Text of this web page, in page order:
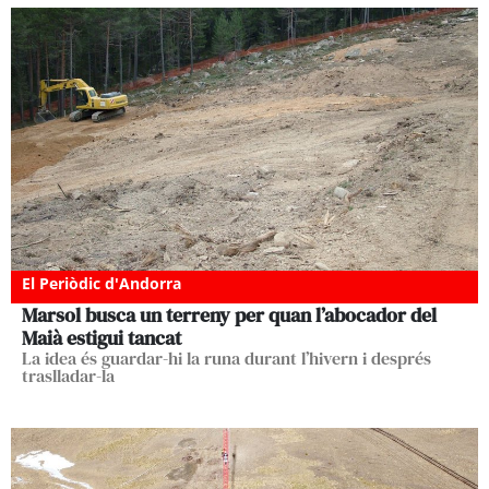
El Periòdic d'Andorra
Marsol busca un terreny per quan l’abocador del
Maià estigui tancat
La idea és guardar-hi la runa durant l’hivern i després
traslladar-la